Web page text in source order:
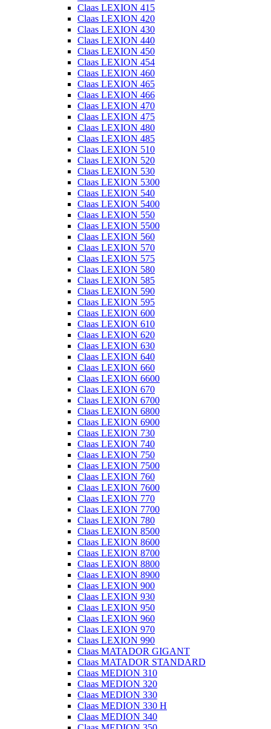
Claas LEXION 415
Claas LEXION 420
Claas LEXION 430
Claas LEXION 440
Claas LEXION 450
Claas LEXION 454
Claas LEXION 460
Claas LEXION 465
Claas LEXION 466
Claas LEXION 470
Claas LEXION 475
Claas LEXION 480
Claas LEXION 485
Claas LEXION 510
Claas LEXION 520
Claas LEXION 530
Claas LEXION 5300
Claas LEXION 540
Claas LEXION 5400
Claas LEXION 550
Claas LEXION 5500
Claas LEXION 560
Claas LEXION 570
Claas LEXION 575
Claas LEXION 580
Claas LEXION 585
Claas LEXION 590
Claas LEXION 595
Claas LEXION 600
Claas LEXION 610
Claas LEXION 620
Claas LEXION 630
Claas LEXION 640
Claas LEXION 660
Claas LEXION 6600
Claas LEXION 670
Claas LEXION 6700
Claas LEXION 6800
Claas LEXION 6900
Claas LEXION 730
Claas LEXION 740
Claas LEXION 750
Claas LEXION 7500
Claas LEXION 760
Claas LEXION 7600
Claas LEXION 770
Claas LEXION 7700
Claas LEXION 780
Claas LEXION 8500
Claas LEXION 8600
Claas LEXION 8700
Claas LEXION 8800
Claas LEXION 8900
Claas LEXION 900
Claas LEXION 930
Claas LEXION 950
Claas LEXION 960
Claas LEXION 970
Claas LEXION 990
Claas MATADOR GIGANT
Claas MATADOR STANDARD
Claas MEDION 310
Claas MEDION 320
Claas MEDION 330
Claas MEDION 330 H
Claas MEDION 340